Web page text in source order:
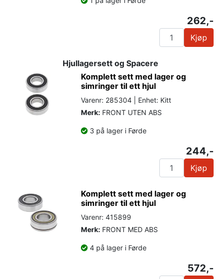
262,-
Kjøp
Hjullagersett og Spacere
Komplett sett med lager og
simringer til ett hjul
Varenr: 285304 | Enhet: Kitt
Merk: FRONT UTEN ABS
3 på lager i Førde
244,-
Kjøp
Komplett sett med lager og
simringer til ett hjul
Varenr: 415899
Merk: FRONT MED ABS
4 på lager i Førde
572,-